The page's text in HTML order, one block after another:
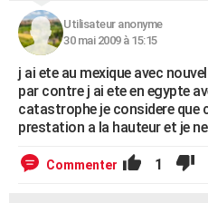
Utilisateur anonyme
30 mai 2009 à 15:15
j ai ete au mexique avec
par contre j ai ete en egypte
catastrophe je considere que
prestation a la hauteur et je
Commenter 1